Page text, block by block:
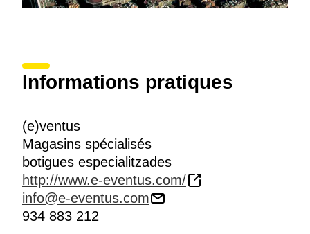
Informations pratiques
(e)ventus
Magasins spécialisés
botigues especialitzades
http://www.e-eventus.com/
info@e-eventus.com
934 883 212